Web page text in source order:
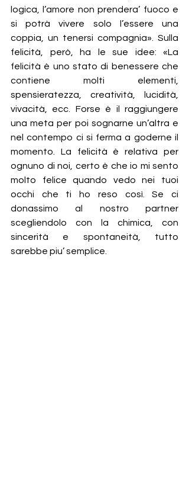
logica, l’amore non prendera’ fuoco e
si potrà vivere solo l’essere una
coppia, un tenersi compagnia». Sulla
felicità, però, ha le sue idee: «La
felicità è uno stato di benessere che
contiene molti elementi,
spensieratezza, creatività, lucidità,
vivacità, ecc. Forse è il raggiungere
una meta per poi sognarne un’altra e
nel contempo ci si ferma a goderne il
momento. La felicità è relativa per
ognuno di noi, certo è che io mi sento
molto felice quando vedo nei tuoi
occhi che ti ho reso così. Se ci
donassimo al nostro partner
scegliendolo con la chimica, con
sincerità e spontaneità, tutto
sarebbe piu’ semplice.